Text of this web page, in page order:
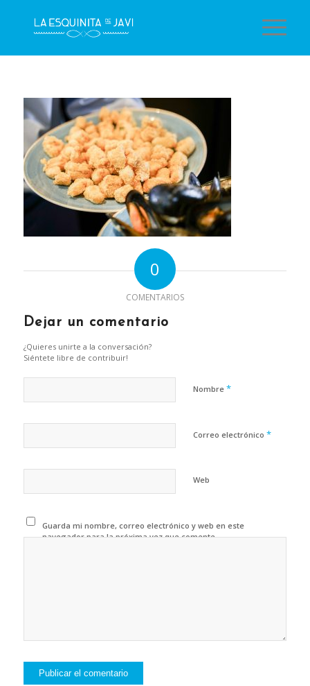
0
COMENTARIOS
Dejar un comentario
¿Quieres unirte a la conversación?
Siéntete libre de contribuir!
Nombre *
Correo electrónico *
Web
Guarda mi nombre, correo electrónico y web en este
navegador para la próxima vez que comente.